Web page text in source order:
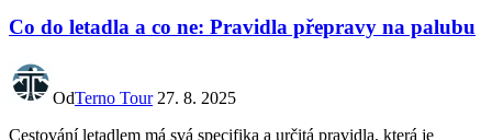
Co do letadla a co ne: Pravidla přepravy na palubu
OdTerno Tour 27. 8. 2025
Cestování letadlem má svá specifika a určitá pravidla, která je